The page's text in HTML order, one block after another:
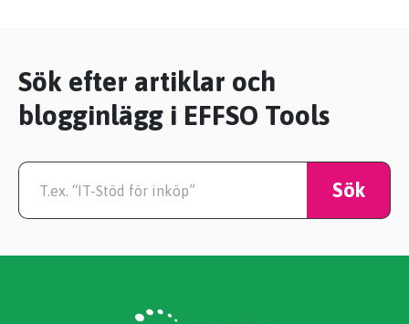
Sök efter artiklar och
blogginlägg i EFFSO Tools